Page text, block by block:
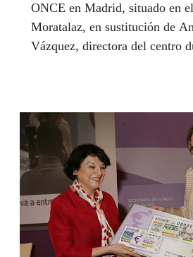
ONCE en Madrid, situado en
Moratalaz, en sustitución de
Vázquez, directora del centro